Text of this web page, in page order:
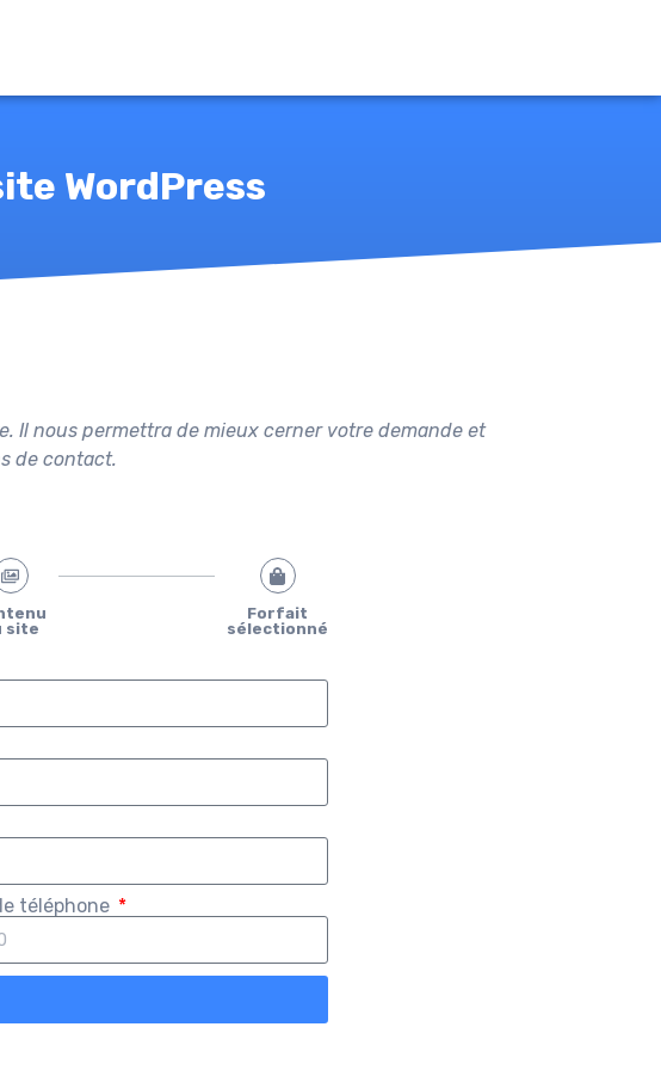
WordPress
Il nous permettra de mieux cerner votre demande et
de contact.
site
Forfait
sélectionné
téléphone